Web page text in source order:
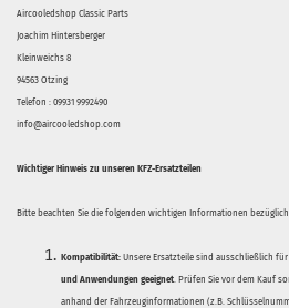
Aircooledshop Classic Parts
Joachim Hintersberger
Kleinweichs 8
94563 Otzing
Telefon : 09931 9992490
info@aircooledshop.com
Wichtiger Hinweis zu unseren KFZ-Ersatzteilen
Bitte beachten Sie die folgenden wichtigen Informationen bezüglich
Kompatibilität: Unsere Ersatzteile sind ausschließlich
und Anwendungen geeignet. Prüfen Sie vor dem Kauf
anhand der Fahrzeuginformationen (z.B.